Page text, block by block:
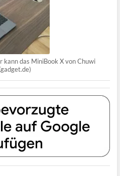
das MiniBook X von Chuwi